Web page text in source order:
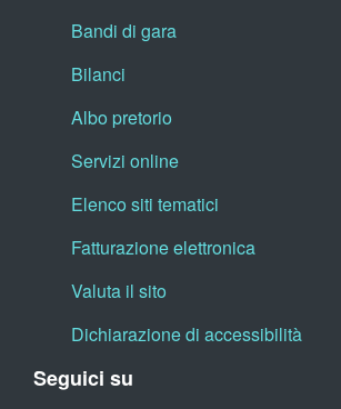
Bandi di gara
Bilanci
Albo pretorio
Servizi online
Elenco siti tematici
Fatturazione elettronica
Valuta il sito
Dichiarazione di accessibilità
Seguici su